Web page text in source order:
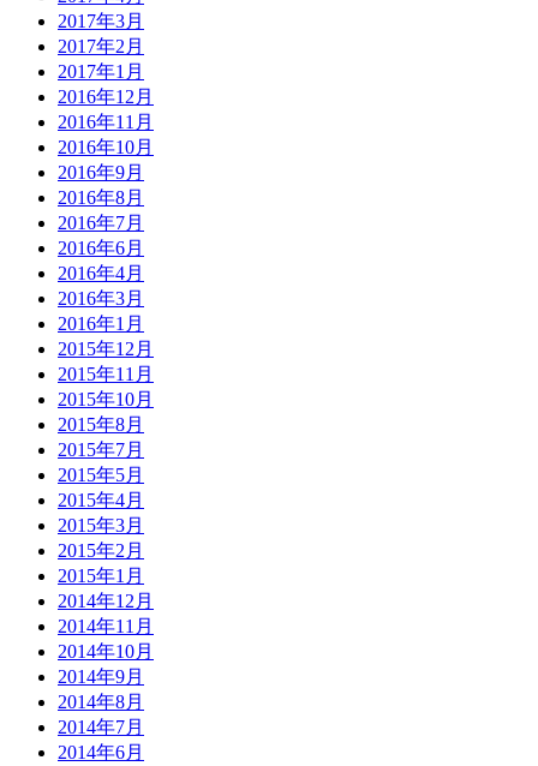
2017年3月
2017年2月
2017年1月
2016年12月
2016年11月
2016年10月
2016年9月
2016年8月
2016年7月
2016年6月
2016年4月
2016年3月
2016年1月
2015年12月
2015年11月
2015年10月
2015年8月
2015年7月
2015年5月
2015年4月
2015年3月
2015年2月
2015年1月
2014年12月
2014年11月
2014年10月
2014年9月
2014年8月
2014年7月
2014年6月